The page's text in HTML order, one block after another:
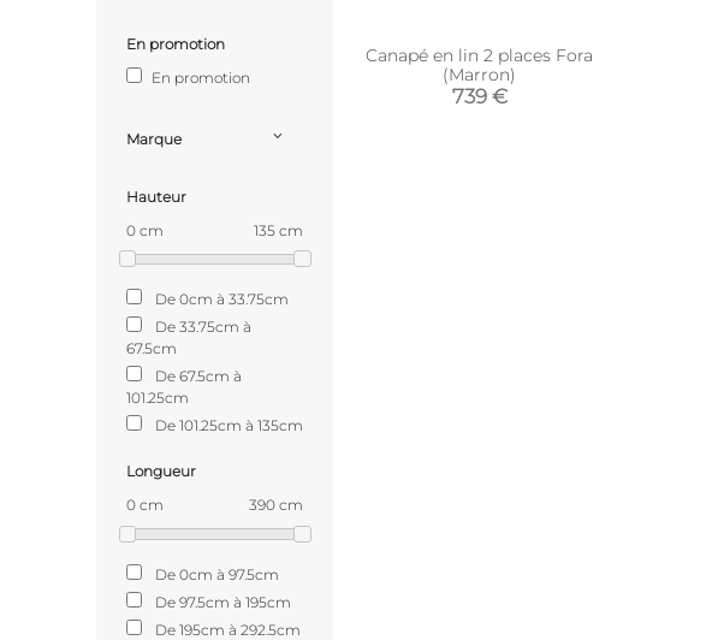
En promotion
En promotion
Marque
Hauteur
0 cm
135 cm
De 0cm à 33.75cm
De 33.75cm à
67.5cm
De 67.5cm à
101.25cm
De 101.25cm à 135cm
Longueur
0 cm
390 cm
De 0cm à 97.5cm
De 97.5cm à 195cm
De 195cm à 292.5cm
Canapé en lin 2 places Fora
(Marron)
739 €